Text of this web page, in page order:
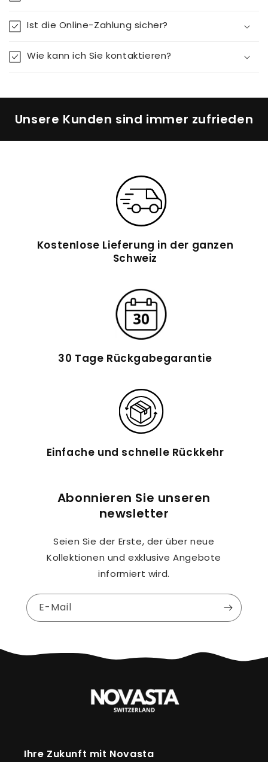
Ist die Online-Zahlung sicher?
Wie kann ich Sie kontaktieren?
Unsere Kunden sind immer zufrieden
Kostenlose Lieferung in der ganzen
Schweiz
30 Tage Rückgabegarantie
Einfache und schnelle Rückkehr
Abonnieren Sie unseren
newsletter
Seien Sie der Erste, der über neue
Kollektionen und exklusive Angebote
informiert wird.
E-Mail
Ihre Zukunft mit Novasta